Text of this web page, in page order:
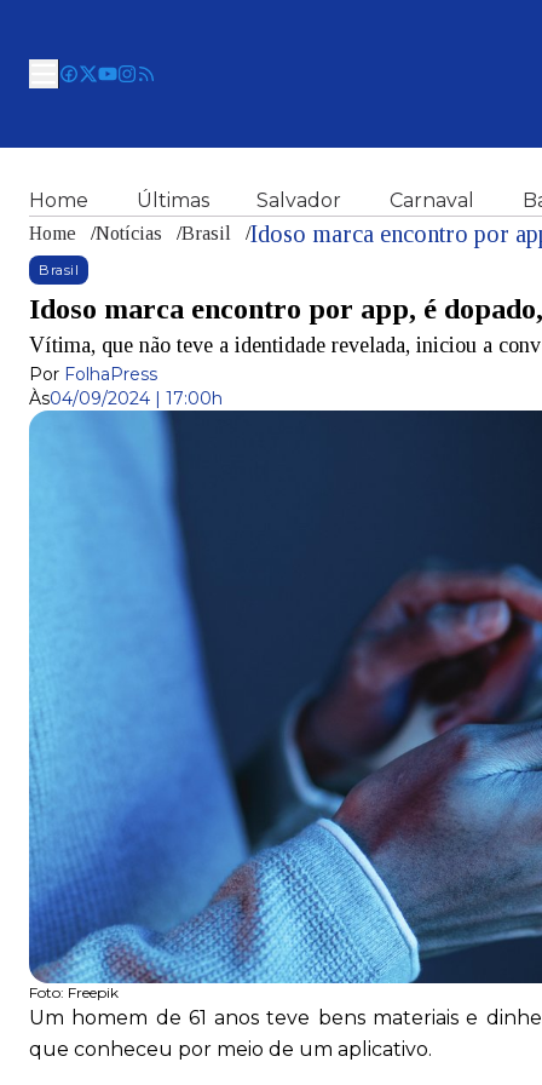
Home Últimas Salvador Carnaval
Home /Notícias /Brasil /Idoso marca encontro por
Brasil
Idoso marca encontro por app, é
Vítima, que não teve a identidade revelada, iniciou a
Por FolhaPress
Às04/09/2024 | 17:00h
Foto: Freepik
Um homem de 61 anos teve bens materiais e
que conheceu por meio de um aplicativo.